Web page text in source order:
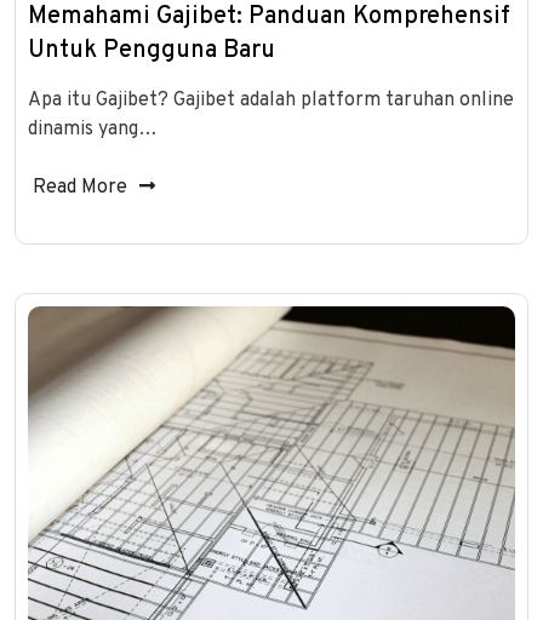
Memahami Gajibet: Panduan Komprehensif
Untuk Pengguna Baru
Apa itu Gajibet? Gajibet adalah platform taruhan online
dinamis yang…
Read More